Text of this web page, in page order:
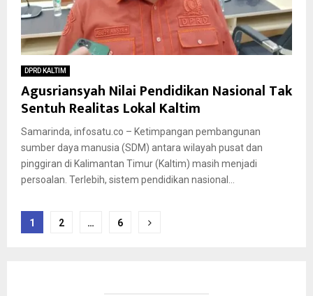
DPRD KALTIM
Agusriansyah Nilai Pendidikan Nasional Tak
Sentuh Realitas Lokal Kaltim
Samarinda, infosatu.co – Ketimpangan pembangunan
sumber daya manusia (SDM) antara wilayah pusat dan
pinggiran di Kalimantan Timur (Kaltim) masih menjadi
persoalan. Terlebih, sistem pendidikan nasional...
Paginasi
1 2 … 6